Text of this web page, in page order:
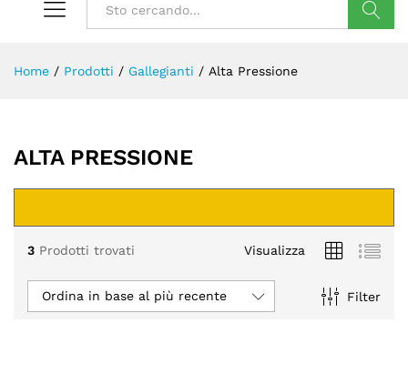
Home / Prodotti / Gallegianti / Alta Pressione
ALTA PRESSIONE
3 Prodotti trovati Visualizza
Filter
Ordina in base al più recente